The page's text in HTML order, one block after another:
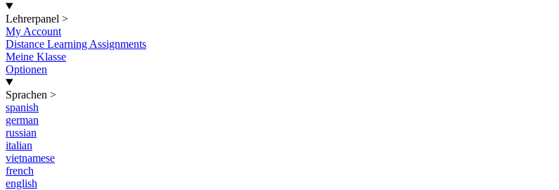
Lehrerpanel >
My Account
Distance Learning Assignments
Meine Klasse
Optionen
Sprachen >
spanish
german
russian
italian
vietnamese
french
english